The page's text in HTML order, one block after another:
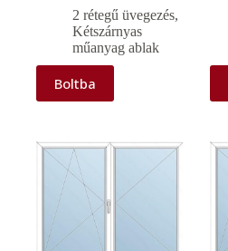
2 rétegű üvegezés,
Kétszárnyas
műanyag ablak
Boltba